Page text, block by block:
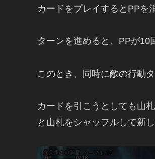
カードをプレイするとPPを
ターンを進めると、PPが10
このとき、同時に敵の行動
カードを引こうとしても山
と山札をシャッフルして新